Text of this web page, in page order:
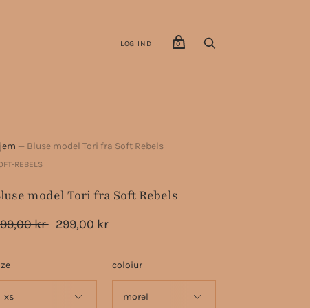
LOG IND 0
— Bluse model Tori fra Soft Rebels
REBELS
model Tori fra Soft Rebels
kr 299,00 kr
coloiur